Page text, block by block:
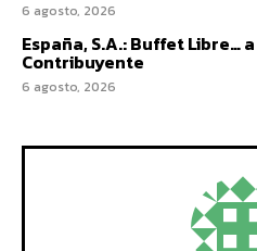
6 agosto, 2026
España, S.A.: Buffet Libre…
Contribuyente
6 agosto, 2026